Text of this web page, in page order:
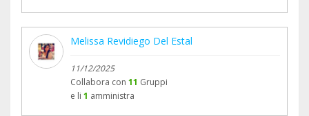
Melissa Revidiego Del Estal
11/12/2025
Collabora con 11 Gruppi
e li 1 amministra